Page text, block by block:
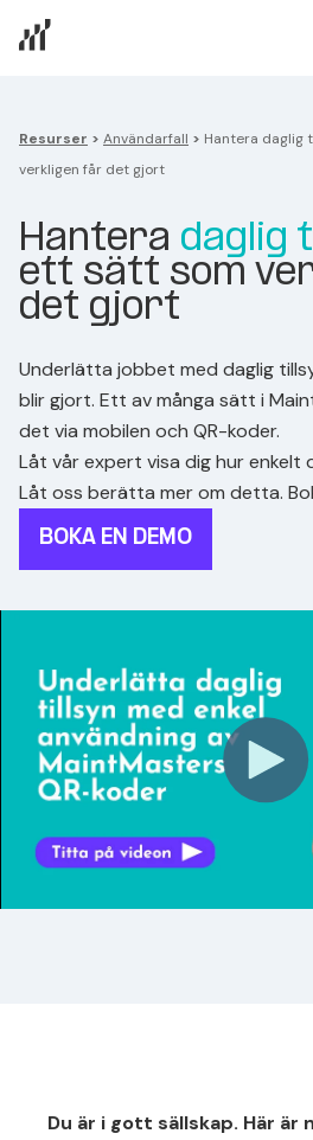
Resurser > Användarfall > Hantera daglig
verkligen får det gjort
Hantera daglig
ett sätt som
det gjort
Underlätta jobbet med daglig
blir gjort. Ett av många sätt i
det via mobilen och QR-koder.
Låt vår expert visa dig hur enkelt
Låt oss berätta mer om detta.
BOKA EN DEMO
Du är i gott sällskap. Här är